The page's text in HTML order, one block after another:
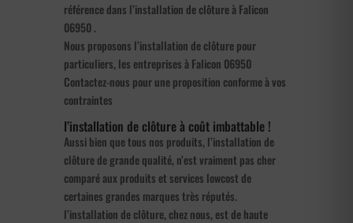
référence dans l’installation de clôture à Falicon
06950 .
Nous proposons l’installation de clôture pour
particuliers, les entreprises à Falicon 06950
Contactez-nous pour une proposition conforme à vos
contraintes
l’installation de clôture à coût imbattable !
Aussi bien que tous nos produits, l’installation de
clôture de grande qualité, n’est vraiment pas cher
comparé aux produits et services lowcost de
certaines grandes marques très réputés.
l’installation de clôture, chez nous, est de haute